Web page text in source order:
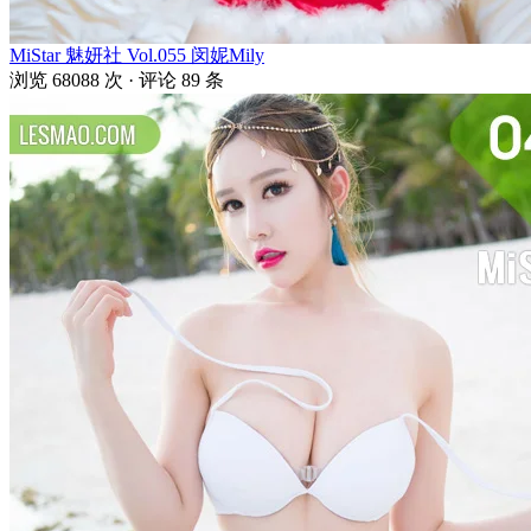
MiStar 魅妍社 Vol.055 闵妮Mily
浏览 68088 次 · 评论 89 条